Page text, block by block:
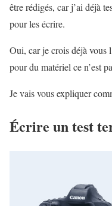
être rédigés, car j’ai déjà
pour les écrire.
Oui, car je crois déjà vous
pour du matériel ce n’est
Je vais vous expliquer
Écrire un test